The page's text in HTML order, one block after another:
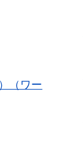
（ワー